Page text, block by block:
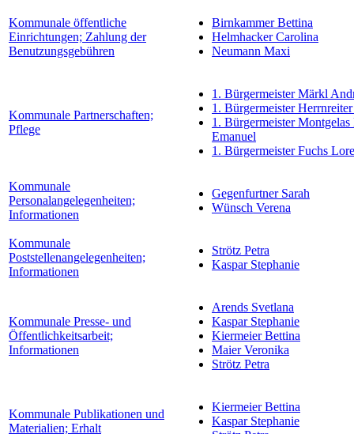
Kommunale öffentliche
Einrichtungen; Zahlung der
Benutzungsgebühren
Birnkammer Bettina
Helmhacker Carolina
Neumann Maxi
Kommunale Partnerschaften;
Pflege
1. Bürgermeister Märkl
1. Bürgermeister Herrnreiter
1. Bürgermeister
Emanuel
1. Bürgermeister Fuchs
Kommunale
Personalangelegenheiten;
Informationen
Gegenfurtner Sarah
Wünsch Verena
Kommunale
Poststellenangelegenheiten;
Informationen
Strötz Petra
Kaspar Stephanie
Kommunale Presse- und
Öffentlichkeitsarbeit;
Informationen
Arends Svetlana
Kaspar Stephanie
Kiermeier Bettina
Maier Veronika
Strötz Petra
Kommunale Publikationen und
Materialien; Erhalt
Kiermeier Bettina
Kaspar Stephanie